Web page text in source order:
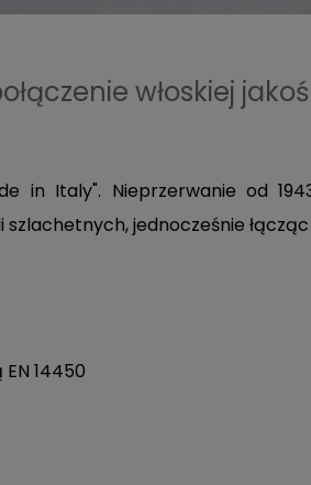
włoskiej
in Italy". Nieprzerwanie od
jednocześnie
14450